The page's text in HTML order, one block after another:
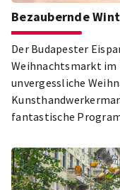
Bezaubernde
Der Budapester
Weihnachtsmarkt im
unvergessliche
fantastische